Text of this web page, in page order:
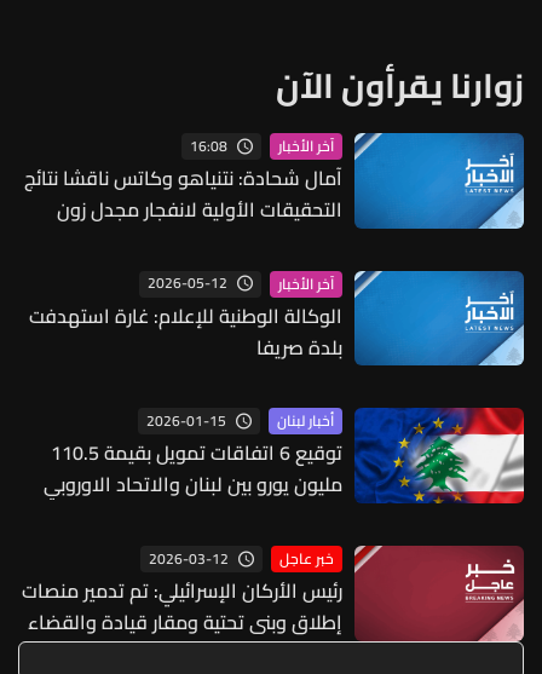
زوارنا يقرأون الآن
آخر الأخبار 16:08
آمال شحادة: نتنياهو وكاتس ناقشا نتائج
التحقيقات الأولية لانفجار مجدل زون
بجروح خطيرة والتي رجحت أن يكون
الإنفجار ناجماً عن مواد متفجرة إسرائيلية
لا عن عبوة ناسفة زرعها حزب الله
آخر الأخبار 2026-05-12
الوكالة الوطنية للإعلام: غارة استهدفت
بلدة صريفا
أخبار لبنان 2026-01-15
توقيع 6 اتفاقات تمويل بقيمة 110.5
مليون يورو بين لبنان والاتحاد الاوروبي
خبر عاجل 2026-03-12
رئيس الأركان الإسرائيلي: تم تدمير منصات
إطلاق وبنى تحتية ومقار قيادة والقضاء
على عشرات من عناصر حزب الله